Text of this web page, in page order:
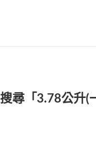
搜尋「3.78公升(